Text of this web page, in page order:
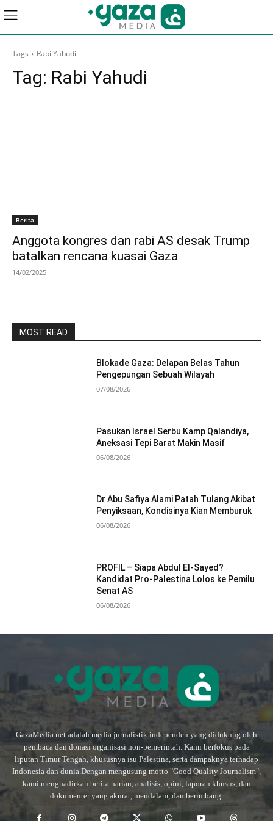
Tags Rabi Yahudi
Tag: Rabi Yahudi
Berita
Anggota kongres dan rabi AS desak Trump
batalkan rencana kuasai Gaza
14/02/2025
MOST READ
Blokade Gaza: Delapan Belas Tahun
Pengepungan Sebuah Wilayah
07/08/2026
Pasukan Israel Serbu Kamp Qalandiya,
Aneksasi Tepi Barat Makin Masif
06/08/2026
Dr Abu Safiya Alami Patah Tulang Akibat
Penyiksaan, Kondisinya Kian Memburuk
06/08/2026
PROFIL – Siapa Abdul El-Sayed?
Kandidat Pro-Palestina Lolos ke Pemilu
Senat AS
06/08/2026
GazaMedia.net adalah media jurnalistik independen yang didukung oleh
pembaca dan donasi organisasi non-pemerintah. Kami berfokus pada
liputan Timur Tengah, khususnya isu Palestina, serta dampaknya terhadap
Indonesia dan dunia.Dengan mengusung motto "Good Quality Journalism",
kami menghadirkan berita harian, analisis, opini, laporan khusus, dan
dokumenter yang akurat, mendalam, dan berimbang.